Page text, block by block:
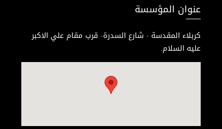
عنوان المؤسسة
كربلاء المقدسة - شارع السدرة- قرب مقام علي الاكبر
عليه السلام.